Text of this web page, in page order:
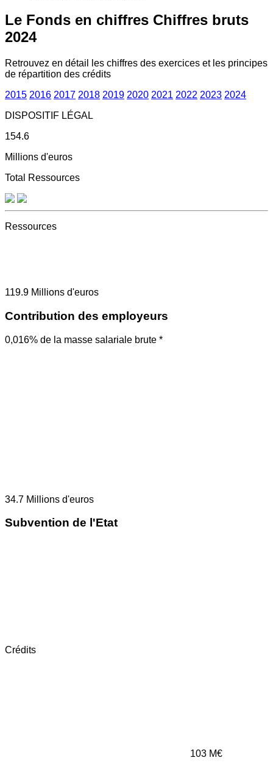
Le Fonds en chiffres Chiffres bruts
2024
Retrouvez en détail les chiffres des exercices et les principes
de répartition des crédits
2015 2016 2017 2018 2019 2020 2021 2022 2023 2024
DISPOSITIF LÉGAL
154.6
Millions d'euros
Total Ressources
Ressources
119.9 Millions d'euros
Contribution des employeurs
0,016% de la masse salariale brute *
34.7 Millions d'euros
Subvention de l'Etat
Crédits
103 M€